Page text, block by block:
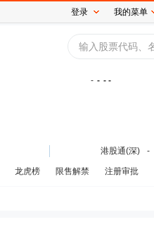
- - - -
港股通(深) -
龙虎榜 限售解禁 注册审批
登录 我的菜单